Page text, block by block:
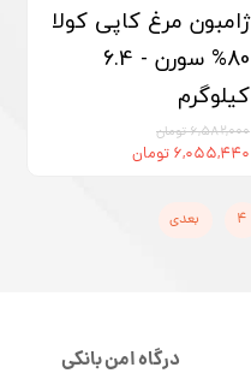
ژامبون مرغ کاپی کولا
80% سورن - 6.4
کیلوگرم
۶,۵۸۲,۰۰۰ تومان
۶,۰۵۵,۴۴۰ تومان
۴ بعدی
درگاه امن بانکی